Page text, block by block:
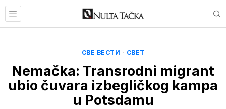
СВЕ ВЕСТИ · СВЕТ
Nemačka: Transrodni migrant
ubio čuvara izbegličkog kampa
u Potsdamu